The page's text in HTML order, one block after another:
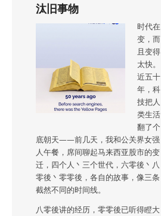
汰旧事物
时代在
变，而
且变得
太快。
近五十
年，科
技把人
类生活
翻了个
底朝天——前几天，我和公关界女强
人午餐，席间聊起马来西亚股市的变
迁，四个人丶三个世代，六零後丶八
零後丶零零後，各自的故事，像三条
截然不同的时间线。
八零後讲的经历，零零後已听得瞪大